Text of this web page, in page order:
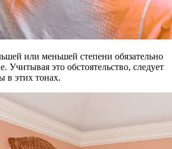
или меньшей степени обязательно
Учитывая это обстоятельство, следует
в этих тонах.